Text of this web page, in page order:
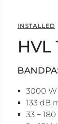
INSTALLED
HVL
3000
133 dB
33 ÷